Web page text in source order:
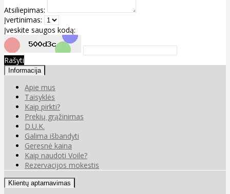
Atsiliepimas:
Įvertinimas:
Įveskite saugos kodą:
Rašyti
Informacija
Apie mus
Taisyklės
Kaip pirkti?
Prekių grąžinimas
D.U.K.
Galima išbandyti
Geresnė kaina
Kaip naudoti Voile?
Rezervacijos mokestis
Klientų aptarnavimas